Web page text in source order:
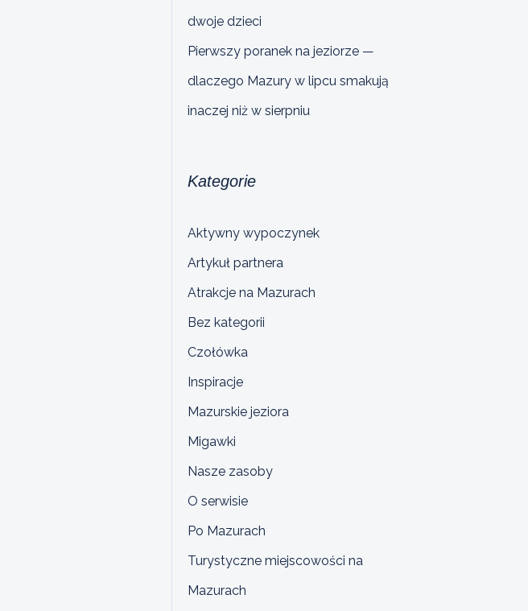
dwoje dzieci
Pierwszy poranek na jeziorze —
dlaczego Mazury w lipcu smakują
inaczej niż w sierpniu
Kategorie
Aktywny wypoczynek
Artykuł partnera
Atrakcje na Mazurach
Bez kategorii
Czołówka
Inspiracje
Mazurskie jeziora
Migawki
Nasze zasoby
O serwisie
Po Mazurach
Turystyczne miejscowości na
Mazurach